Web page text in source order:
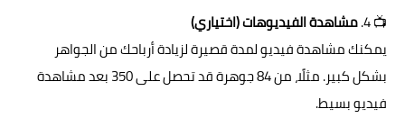
📺 4.
مشاهدة الفيديوهات (اختياري)
يمكنك مشاهدة فيديو لمدة قصيرة لزيادة أرباحك من الجواهر
بشكل كبير. مثلًا، من 84 جوهرة قد تحصل على 350 بعد مشاهدة
فيديو بسيط.